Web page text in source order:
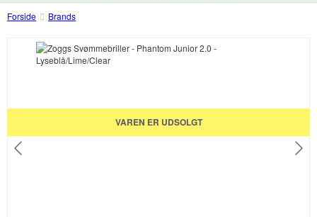
Forside Brands
VAREN ER UDSOLGT